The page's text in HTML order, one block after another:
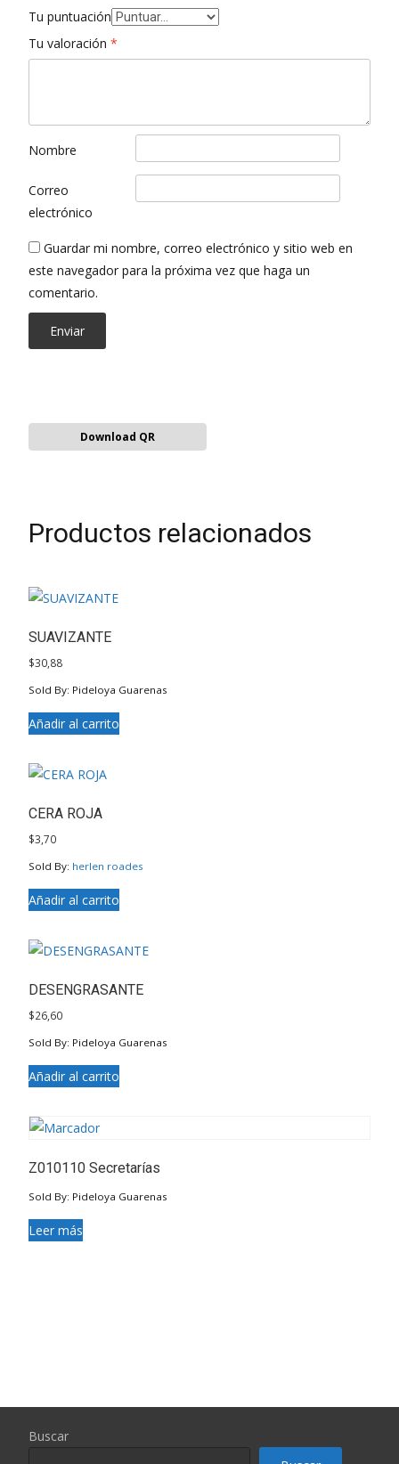
Tu puntuación
Tu valoración *
Nombre
Correo
electrónico
Guardar mi nombre, correo electrónico y sitio web en
este navegador para la próxima vez que haga un
comentario.
Download QR
Productos relacionados
SUAVIZANTE
$30,88
Sold By: Pideloya Guarenas
Añadir al carrito
CERA ROJA
$3,70
Sold By: herlen roades
Añadir al carrito
DESENGRASANTE
$26,60
Sold By: Pideloya Guarenas
Añadir al carrito
Z010110 Secretarías
Sold By: Pideloya Guarenas
Leer más
Buscar